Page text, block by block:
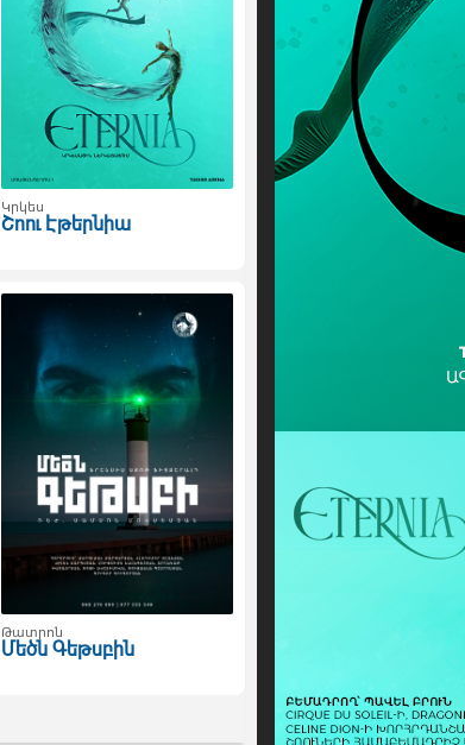
Կրկես
Շոու Էթերնիա
Թատրոն
Մեծն Գեթսբին